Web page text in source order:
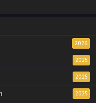
2026
2025
2025
2025